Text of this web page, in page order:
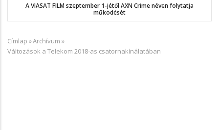
A VIASAT FILM szeptember 1-jétől AXN Crime néven folytatja
működését
Morzsa
Címlap »Archívum »
Változások a Telekom 2018-as csatornakínálatában